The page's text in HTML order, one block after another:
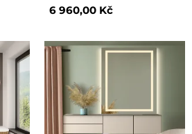
6 960,00 Kč